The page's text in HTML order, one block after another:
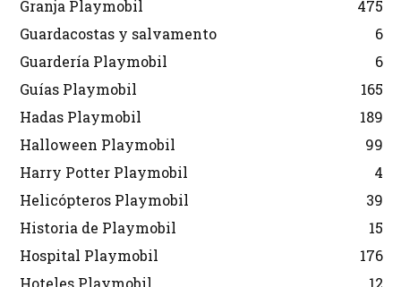
Granja Playmobil
475
Guardacostas y salvamento
6
Guardería Playmobil
6
Guías Playmobil
165
Hadas Playmobil
189
Halloween Playmobil
99
Harry Potter Playmobil
4
Helicópteros Playmobil
39
Historia de Playmobil
15
Hospital Playmobil
176
Hoteles Playmobil
12